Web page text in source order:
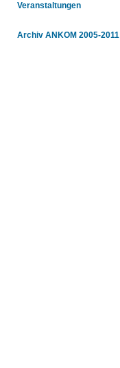
Veranstaltungen
Archiv ANKOM 2005-2011